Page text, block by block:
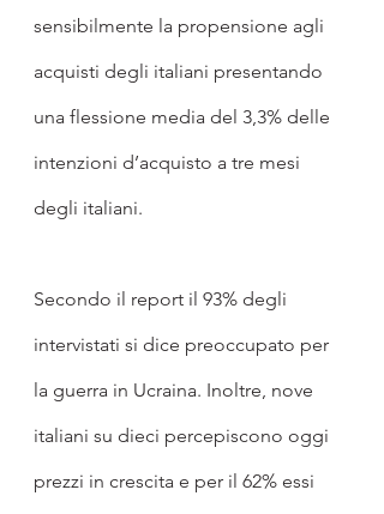
sensibilmente la propensione agli
acquisti degli italiani presentando
una flessione media del 3,3% delle
intenzioni d’acquisto a tre mesi
degli italiani.
Secondo il report il 93% degli
intervistati si dice preoccupato per
la guerra in Ucraina. Inoltre, nove
italiani su dieci percepiscono oggi
prezzi in crescita e per il 62% essi